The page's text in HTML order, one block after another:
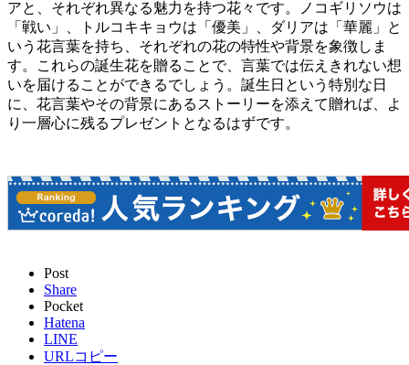
アと、それぞれ異なる魅力を持つ花々です。ノコギリソウは
「戦い」、トルコキキョウは「優美」、ダリアは「華麗」と
いう花言葉を持ち、それぞれの花の特性や背景を象徴しま
す。これらの誕生花を贈ることで、言葉では伝えきれない想
いを届けることができるでしょう。誕生日という特別な日
に、花言葉やその背景にあるストーリーを添えて贈れば、よ
り一層心に残るプレゼントとなるはずです。
Post
Share
Pocket
Hatena
LINE
URLコピー